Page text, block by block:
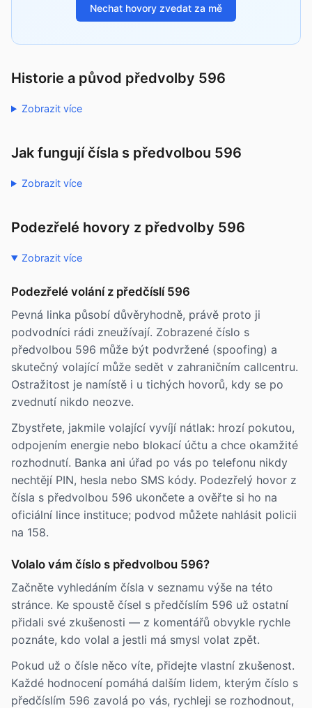
Nechat hovory zvedat za mě
Historie a původ předvolby 596
Zobrazit více
Jak fungují čísla s předvolbou 596
Zobrazit více
Podezřelé hovory z předvolby 596
Zobrazit více
Podezřelé volání z předčíslí 596
Pevná linka působí důvěryhodně, právě proto ji
podvodníci rádi zneužívají. Zobrazené číslo s
předvolbou 596 může být podvržené (spoofing) a
skutečný volající může sedět v zahraničním callcentru.
Ostražitost je namístě i u tichých hovorů, kdy se po
zvednutí nikdo neozve.
Zbystřete, jakmile volající vyvíjí nátlak: hrozí pokutou,
odpojením energie nebo blokací účtu a chce okamžité
rozhodnutí. Banka ani úřad po vás po telefonu nikdy
nechtějí PIN, hesla nebo SMS kódy. Podezřelý hovor z
čísla s předvolbou 596 ukončete a ověřte si ho na
oficiální lince instituce; podvod můžete nahlásit policii
na 158.
Volalo vám číslo s předvolbou 596?
Začněte vyhledáním čísla v seznamu výše na této
stránce. Ke spoustě čísel s předčíslím 596 už ostatní
přidali své zkušenosti — z komentářů obvykle rychle
poznáte, kdo volal a jestli má smysl volat zpět.
Pokud už o čísle něco víte, přidejte vlastní zkušenost.
Každé hodnocení pomáhá dalším lidem, kterým číslo s
předčíslím 596 zavolá po vás, rychleji se rozhodnout,